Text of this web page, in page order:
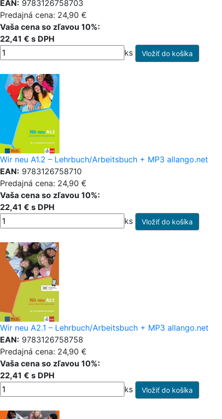
EAN: 9783126758703
Predajná cena: 24,90 €
Vaša cena so zľavou 10%:
22,41 € s DPH
ks
Wir neu A1.2 – Lehrbuch/Arbeitsbuch + MP3 allango.net
EAN: 9783126758710
Predajná cena: 24,90 €
Vaša cena so zľavou 10%:
22,41 € s DPH
ks
Wir neu A2.1 – Lehrbuch/Arbeitsbuch + MP3 allango.net
EAN: 9783126758758
Predajná cena: 24,90 €
Vaša cena so zľavou 10%:
22,41 € s DPH
ks